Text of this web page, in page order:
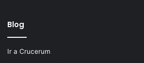
Blog
Ir a Crucerum